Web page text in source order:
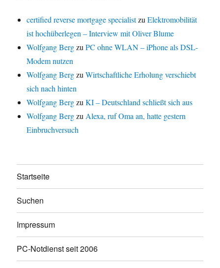
certified reverse mortgage specialistzuElektromobilität
ist hochüberlegen – Interview mit Oliver Blume
Wolfgang BergzuPC ohne WLAN – iPhone als DSL-
Modem nutzen
Wolfgang BergzuWirtschaftliche Erholung verschiebt
sich nach hinten
Wolfgang BergzuKI – Deutschland schließt sich aus
Wolfgang Bergzu Alexa, ruf Oma an, hatte gestern
Einbruchversuch
Startseite
Suchen
Impressum
PC-Notdienst seit 2006